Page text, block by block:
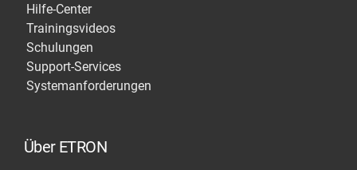
Hilfe-Center
Trainingsvideos
Schulungen
Support-Services
Systemanforderungen
Über ETRON